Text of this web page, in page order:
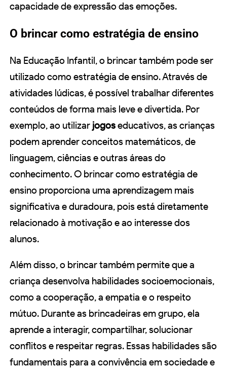
capacidade de expressão das emoções.
O brincar como estratégia de ensino
Na Educação Infantil, o brincar também pode ser
utilizado como estratégia de ensino. Através de
atividades lúdicas, é possível trabalhar diferentes
conteúdos de forma mais leve e divertida. Por
exemplo, ao utilizar jogoseducativos, as crianças
podem aprender conceitos matemáticos, de
linguagem, ciências e outras áreas do
conhecimento. O brincar como estratégia de
ensino proporciona uma aprendizagem mais
significativa e duradoura, pois está diretamente
relacionado à motivação e ao interesse dos
alunos.
Além disso, o brincar também permite que a
criança desenvolva habilidades socioemocionais,
como a cooperação, a empatia e o respeito
mútuo. Durante as brincadeiras em grupo, ela
aprende a interagir, compartilhar, solucionar
conflitos e respeitar regras. Essas habilidades são
fundamentais para a convivência em sociedade e